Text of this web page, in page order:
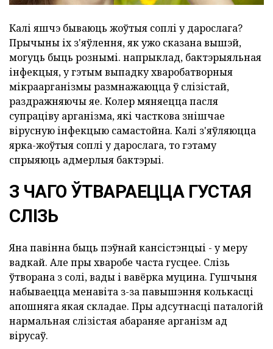
Калі яшчэ бываюць жоўтыя соплі у дарослага?
Прычыны іх з'яўлення, як ужо сказана вышэй,
могуць быць рознымі. напрыклад, бактэрыяльная
інфекцыя, у гэтым выпадку хваробатворныя
мікраарганізмы размнажаюцца ў слізістай,
раздражняючы яе. Колер мяняецца пасля
супраціву арганізма, які часткова знішчае
вірусную інфекцыю самастойна. Калі з'яўляюцца
ярка-жоўтыя соплі у дарослага, то гэтаму
спрыяюць адмерлыя бактэрыі.
З ЧАГО ЎТВАРАЕЦЦА ГУСТАЯ
СЛІЗЬ
Яна павінна быць пэўнай кансістэнцыі - у меру
вадкай. Але пры хваробе часта гусцее. Слізь
ўтворана з солі, вады і вавёрка муцина. Гушчыня
набываецца менавіта з-за павышэння колькасці
апошняга якая складае. Пры адсутнасці паталогій
нармальная слізістая абараняе арганізм ад
вірусаў.